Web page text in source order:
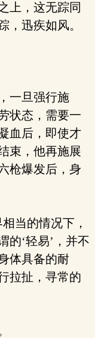
上，这无踪同
，迅疾如风。
一旦强行施
状态，需要一
血后，即使才
束，他再施展
枪爆发后，身
当的情况下，
的‘轻易’，并不
体具备的耐
拉扯，寻常的